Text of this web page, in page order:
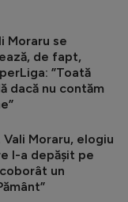
Moraru se
de fapt,
”Toată
dacă nu contăm
Vali Moraru, elogiu
l-a depășit pe
un